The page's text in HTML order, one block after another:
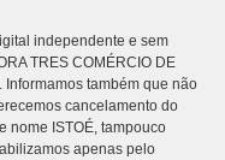
independente e sem
TRES COMÉRCIO DE
Informamos também que não
cancelamento do
nome ISTOÉ, tampouco
apenas pelo